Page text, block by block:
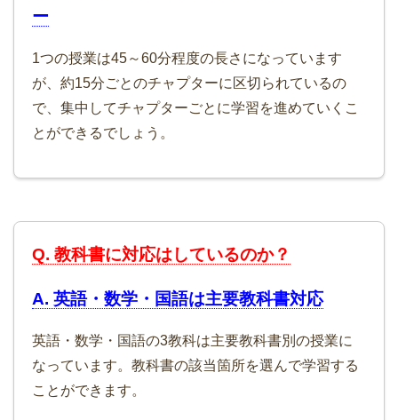
ー
1つの授業は45～60分程度の長さになっています
が、約15分ごとのチャプターに区切られているの
で、集中してチャプターごとに学習を進めていくこ
とができるでしょう。
Q. 教科書に対応はしているのか？
A. 英語・数学・国語は主要教科書対応
英語・数学・国語の3教科は主要教科書別の授業に
なっています。教科書の該当箇所を選んで学習する
ことができます。